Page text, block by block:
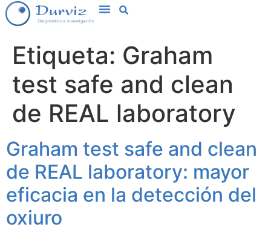
Etiqueta: Graham
test safe and clean
de REAL laboratory
Graham test safe and clean
de REAL laboratory: mayor
eficacia en la detección del
oxiuro